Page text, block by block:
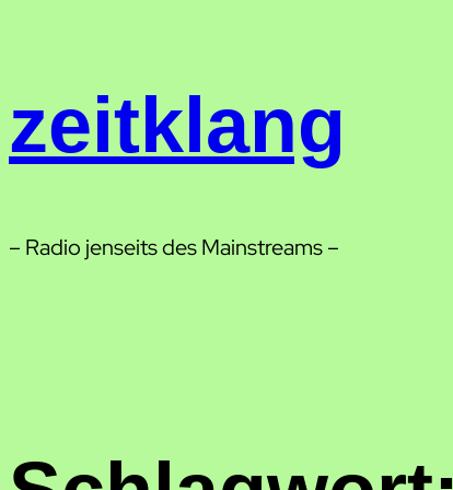
zeitklang
– Radio jenseits des Mainstreams –